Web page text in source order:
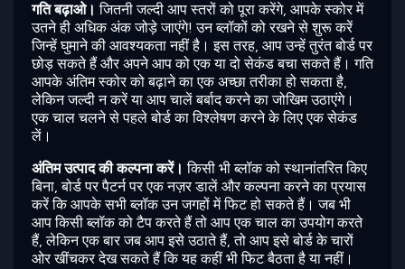
गति बढ़ाओ। जितनी जल्दी आप स्तरों को पूरा करेंगे, आपके स्कोर में
उतने ही अधिक अंक जोड़े जाएंगे! उन ब्लॉकों को रखने से शुरू करें
जिन्हें घुमाने की आवश्यकता नहीं है। इस तरह, आप उन्हें तुरंत बोर्ड पर
छोड़ सकते हैं और अपने आप को एक या दो सेकंड बचा सकते हैं। गति
आपके अंतिम स्कोर को बढ़ाने का एक अच्छा तरीका हो सकता है,
लेकिन जल्दी न करें या आप चालें बर्बाद करने का जोखिम उठाएंगे।
एक चाल चलने से पहले बोर्ड का विश्लेषण करने के लिए एक सेकंड
लें।
अंतिम उत्पाद की कल्पना करें। किसी भी ब्लॉक को स्थानांतरित किए
बिना, बोर्ड पर पैटर्न पर एक नज़र डालें और कल्पना करने का प्रयास
करें कि आपके सभी ब्लॉक उन जगहों में फिट हो सकते हैं। जब भी
आप किसी ब्लॉक को टैप करते हैं तो आप एक चाल का उपयोग करते
हैं, लेकिन एक बार जब आप इसे उठाते हैं, तो आप इसे बोर्ड के चारों
ओर खींचकर देख सकते हैं कि यह कहीं भी फिट बैठता है या नहीं।